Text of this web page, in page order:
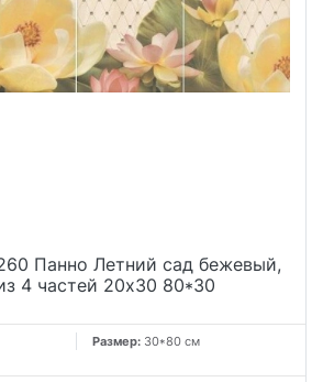
Панно Летний сад бежевый,
4 частей 20х30 80*30
Размер: 30*80 см